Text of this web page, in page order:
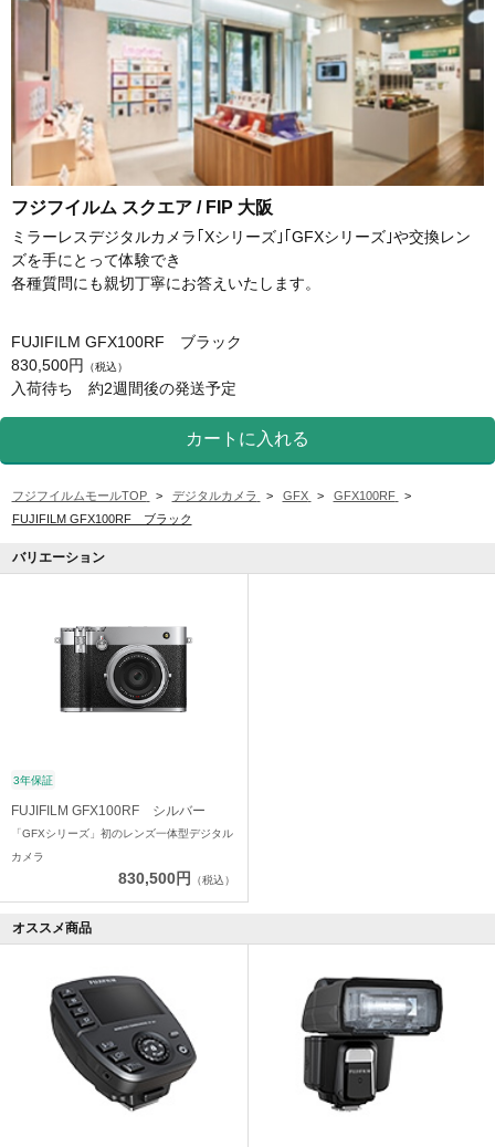
フジフイルム スクエア / FIP 大阪
ミラーレスデジタルカメラ｢Xシリーズ｣｢GFXシリーズ｣や交換レン
ズを手にとって体験でき
各種質問にも親切丁寧にお答えいたします。
FUJIFILM GFX100RF ブラック
830,500円
（税込）
入荷待ち 約2週間後の発送予定
フジフイルムモールTOP > デジタルカメラ > GFX > GFX100RF
>
FUJIFILM GFX100RF ブラック
バリエーション
3年保証
FUJIFILM GFX100RF シルバー
「GFXシリーズ」初のレンズ一体型デジタル
カメラ
830,500円 （税込）
オススメ商品